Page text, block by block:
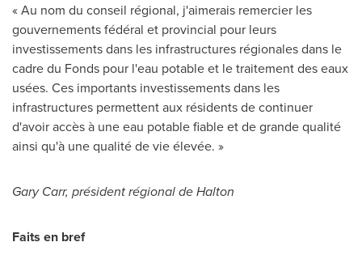
« Au nom du conseil régional, j'aimerais remercier les
gouvernements fédéral et provincial pour leurs
investissements dans les infrastructures régionales dans le
cadre du Fonds pour l'eau potable et le traitement des eaux
usées. Ces importants investissements dans les
infrastructures permettent aux résidents de continuer
d'avoir accès à une eau potable fiable et de grande qualité
ainsi qu'à une qualité de vie élevée. »
Gary Carr, président régional de Halton
Faits en bref